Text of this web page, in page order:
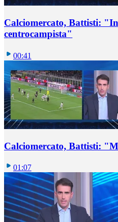
Calciomercato, Battisti:
centrocampista"
00:41
Calciomercato, Battisti:
01:07